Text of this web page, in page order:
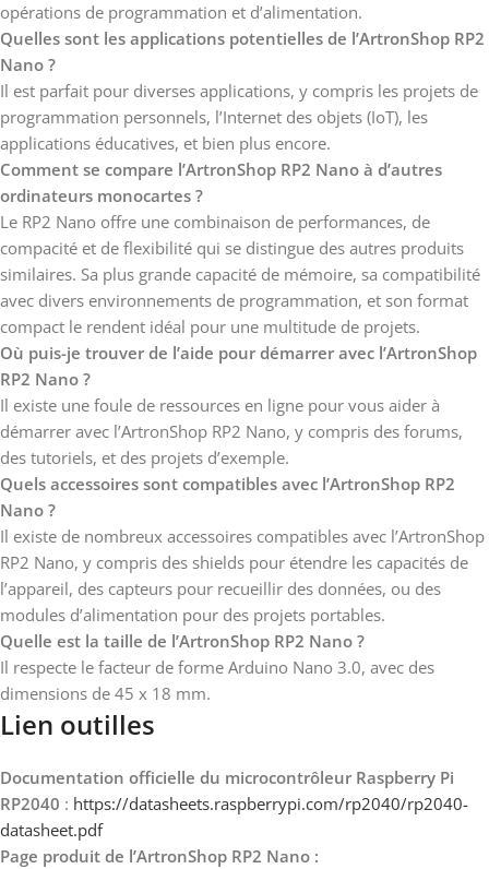
opérations de programmation et d’alimentation.
Quelles sont les applications potentielles de l’ArtronShop RP2
Nano ?
Il est parfait pour diverses applications, y compris les projets de
programmation personnels, l’Internet des objets (IoT), les
applications éducatives, et bien plus encore.
Comment se compare l’ArtronShop RP2 Nano à d’autres
ordinateurs monocartes ?
Le RP2 Nano offre une combinaison de performances, de
compacité et de flexibilité qui se distingue des autres produits
similaires. Sa plus grande capacité de mémoire, sa compatibilité
avec divers environnements de programmation, et son format
compact le rendent idéal pour une multitude de projets.
Où puis-je trouver de l’aide pour démarrer avec l’ArtronShop
RP2 Nano ?
Il existe une foule de ressources en ligne pour vous aider à
démarrer avec l’ArtronShop RP2 Nano, y compris des forums,
des tutoriels, et des projets d’exemple.
Quels accessoires sont compatibles avec l’ArtronShop RP2
Nano ?
Il existe de nombreux accessoires compatibles avec l’ArtronShop
RP2 Nano, y compris des shields pour étendre les capacités de
l’appareil, des capteurs pour recueillir des données, ou des
modules d’alimentation pour des projets portables.
Quelle est la taille de l’ArtronShop RP2 Nano ?
Il respecte le facteur de forme Arduino Nano 3.0, avec des
dimensions de 45 x 18 mm.
Lien outilles
Documentation officielle du microcontrôleur Raspberry Pi
RP2040 : https://datasheets.raspberrypi.com/rp2040/rp2040-
datasheet.pdf
Page produit de l’ArtronShop RP2 Nano :